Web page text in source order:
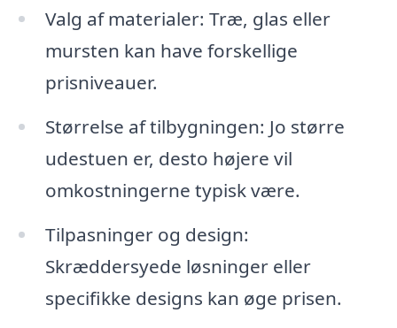
Valg af materialer: Træ, glas eller
mursten kan have forskellige
prisniveauer.
Størrelse af tilbygningen: Jo større
udestuen er, desto højere vil
omkostningerne typisk være.
Tilpasninger og design:
Skræddersyede løsninger eller
specifikke designs kan øge prisen.